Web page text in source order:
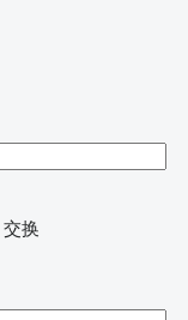
交换